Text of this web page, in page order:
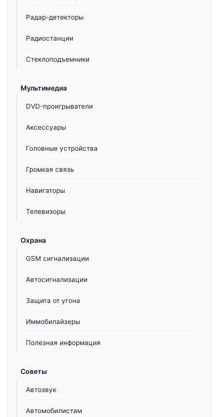
Радар-детекторы
Радиостанции
Стеклоподъемники
Мультимедиа
DVD-проигрыватели
Аксессуары
Головные устройства
Громкая связь
Навигаторы
Телевизоры
Охрана
GSM сигнализации
Автосигнализации
Защита от угона
Иммобилайзеры
Полезная информация
Советы
Автозвук
Автомобилистам